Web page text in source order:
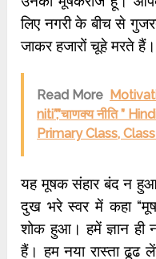
लिए नगरी के बीच से
जाकर हजारों चूहे मरते हैं।
Read More
niti”,”चाणक्य नीति ”
Primary Class,
यह मूषक संहार बंद न हुआ
दुख भरे स्वर में कहा
शोक हुआ। हमें ज्ञान ही
हैं। हम नया रास्ता ढूढ